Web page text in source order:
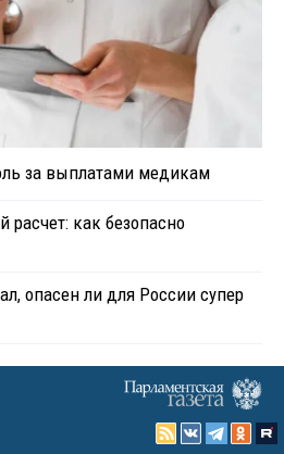
за выплатами медикам
расчет: как безопасно
опасен ли для России супер